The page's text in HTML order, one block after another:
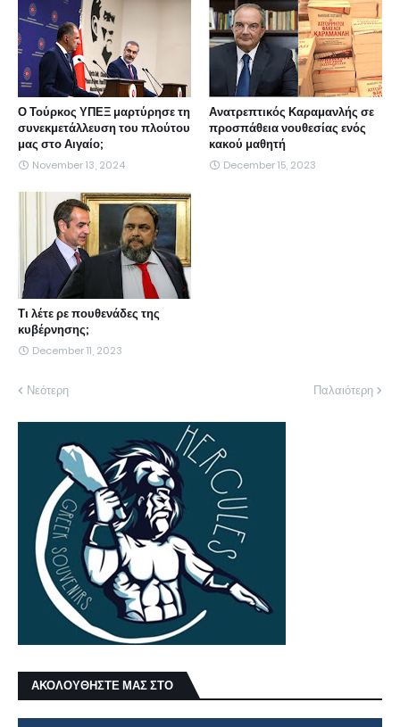
Ο Τούρκος ΥΠΕΞ μαρτύρησε τη
συνεκμετάλλευση του πλούτου
μας στο Αιγαίο;
November 13, 2024
Ανατρεπτικός Καραμανλής σε
προσπάθεια νουθεσίας ενός
κακού μαθητή
December 15, 2023
Τι λέτε ρε πουθενάδες της
κυβέρνησης;
December 11, 2023
Νεότερη Παλαιότερη
ΑΚΟΛΟΥΘΗΣΤΕ ΜΑΣ ΣΤΟ